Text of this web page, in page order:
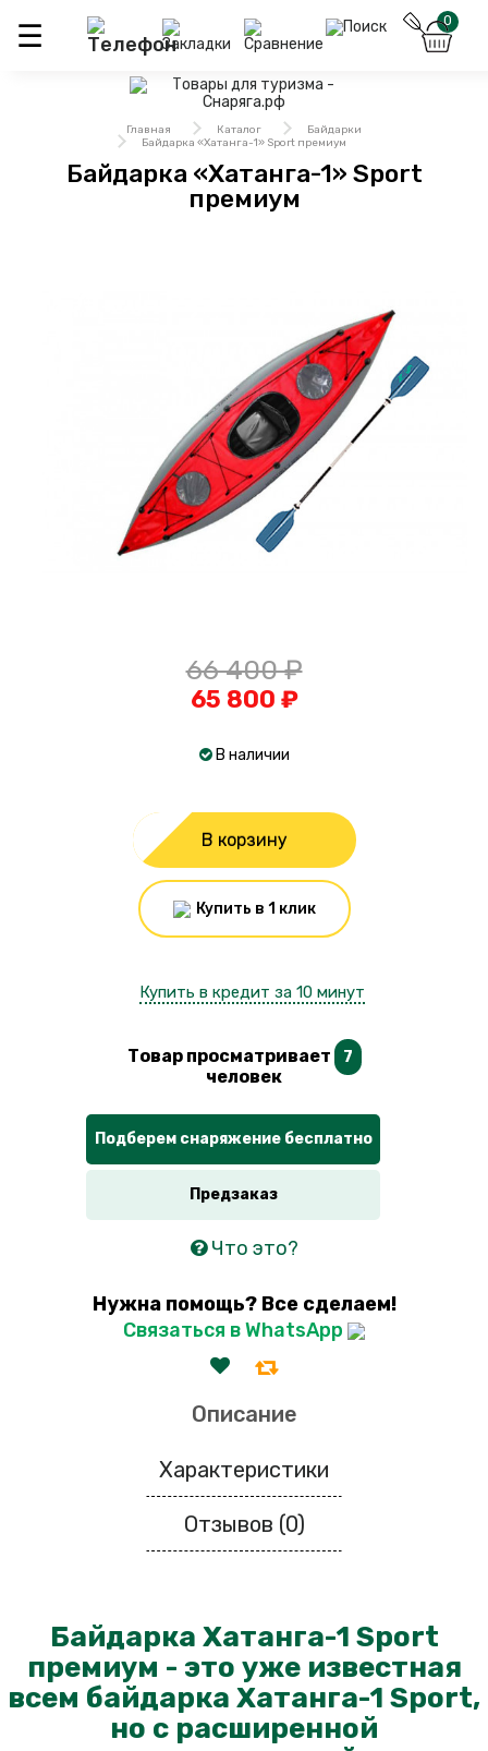
0
Главная Каталог
Байдарки
Байдарка «Хатанга-1» Sport премиум
Байдарка «Хатанга-1» Sport
премиум
66 400 ₽
65 800 ₽
В наличии
В корзину
Купить в 1 клик
Купить в кредит за 10 минут
Товар просматривает 7
человек
Подберем снаряжение бесплатно
Предзаказ
Что это?
Нужна помощь? Все сделаем!
Связаться в WhatsApp
Описание
Характеристики
Отзывов (0)
Байдарка Хатанга-1 Sport
премиум - это уже известная
всем байдарка Хатанга-1 Sport,
но с расширенной